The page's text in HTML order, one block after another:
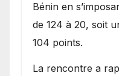
Bénin en
de 124 à 20, soit
104 points.
La rencontre a